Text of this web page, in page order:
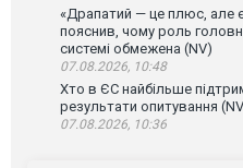
«Драпатий — це плюс, але
пояснив, чому роль
системі обмежена (NV)
07.08.2026, 10:48
Хто в ЄС найбільше
результати опитування
07.08.2026, 10:36